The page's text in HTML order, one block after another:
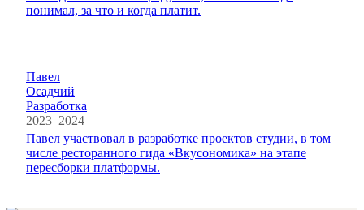
понимал, за что и когда платит.
Павел
Осадчий
Разработка
2023–2024
Павел участвовал в разработке проектов студии, в том
числе ресторанного гида «Вкусономика» на этапе
пересборки платформы.